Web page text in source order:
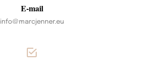
E-mail
info@marcjenner.eu